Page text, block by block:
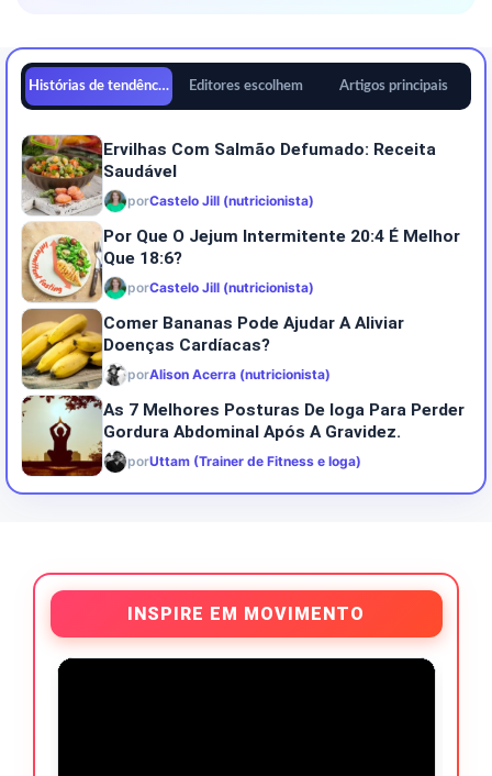
Histórias de tendências Editores escolhem Artigos principais
Ervilhas Com Salmão Defumado: Receita
Saudável
porCastelo Jill (nutricionista)
Por Que O Jejum Intermitente 20:4 É Melhor
Que 18:6?
porCastelo Jill (nutricionista)
Comer Bananas Pode Ajudar A Aliviar
Doenças Cardíacas?
porAlison Acerra (nutricionista)
As 7 Melhores Posturas De Ioga Para Perder
Gordura Abdominal Após A Gravidez.
porUttam (Trainer de Fitness e Ioga)
INSPIRE EM MOVIMENTO